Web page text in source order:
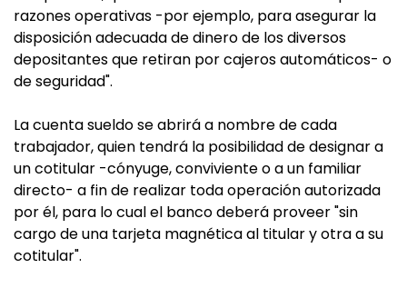
razones operativas -por ejemplo, para asegurar la
disposición adecuada de dinero de los diversos
depositantes que retiran por cajeros automáticos- o
de seguridad".
La cuenta sueldo se abrirá a nombre de cada
trabajador, quien tendrá la posibilidad de designar a
un cotitular -cónyuge, conviviente o a un familiar
directo- a fin de realizar toda operación autorizada
por él, para lo cual el banco deberá proveer "sin
cargo de una tarjeta magnética al titular y otra a su
cotitular".